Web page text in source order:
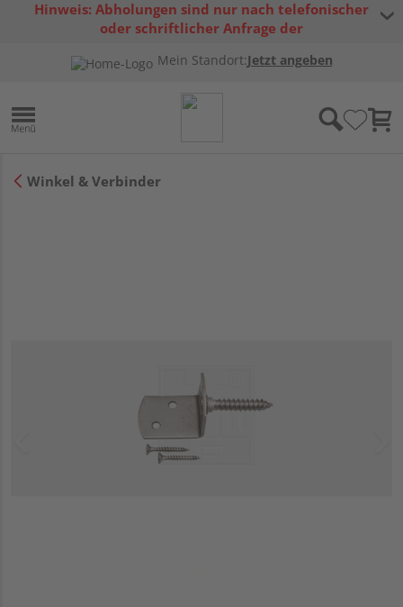
Hinweis: Abholungen sind nur nach telefonischer
oder schriftlicher Anfrage der
Mein Standort:Jetzt angeben
Winkel & Verbinder